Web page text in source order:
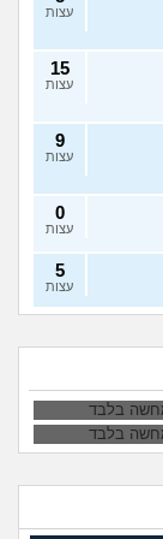
עצות
15
עצות
9
עצות
0
עצות
5
עצות
עצות
4
10
עם